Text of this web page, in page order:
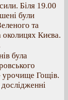
Біля 19.00
були
та
Києва.
була
урочище Гощів.